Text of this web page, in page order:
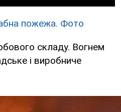
пожежа. Фото
складу. Вогнем
і виробниче